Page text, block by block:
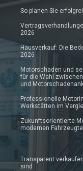
So planen Sie
2026
Hausverkauf: Die
2026
Motorschaden und
für die Wahl
und
Professionelle
Werkstätten im
Zukunftsorientierte
modernen
Transparent
sind